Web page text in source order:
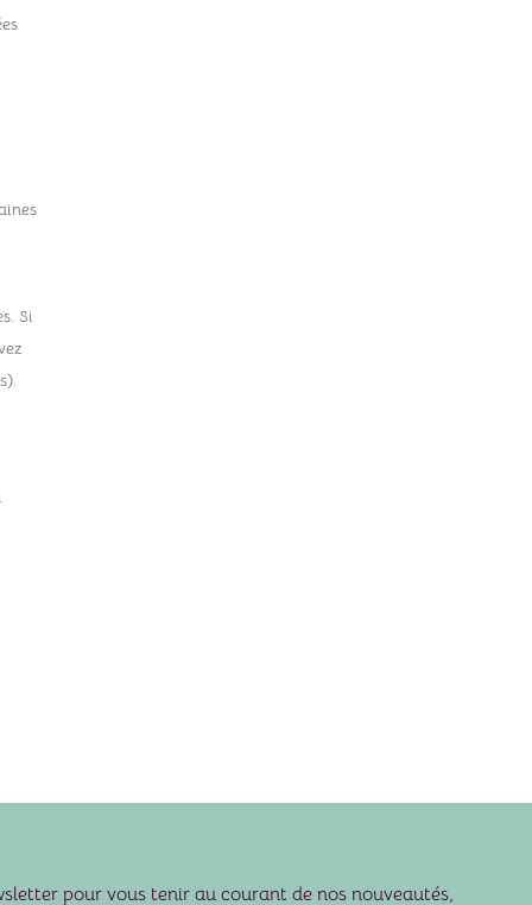
Si
pour vous tenir au courant de nos nouveautés,